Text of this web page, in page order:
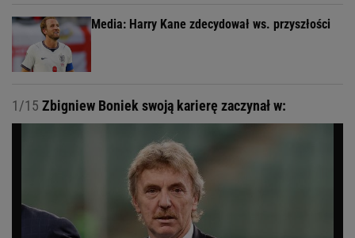
Media: Harry Kane zdecydował ws. przyszłości
1/15 Zbigniew Boniek swoją karierę zaczynał w: